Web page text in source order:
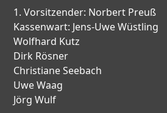
1. Vorsitzender: Norbert Preuß
Kassenwart: Jens-Uwe Wüstling
Wolfhard Kutz
Dirk Rösner
Christiane Seebach
Uwe Waag
Jörg Wulf